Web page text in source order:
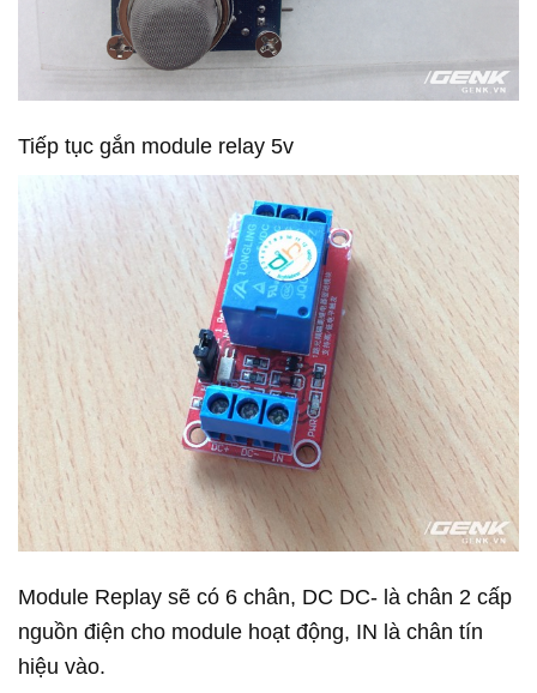
Tiếp tục gắn module relay 5v
Module Replay sẽ có 6 chân, DC DC- là chân 2 cấp
nguồn điện cho module hoạt động, IN là chân tín
hiệu vào.